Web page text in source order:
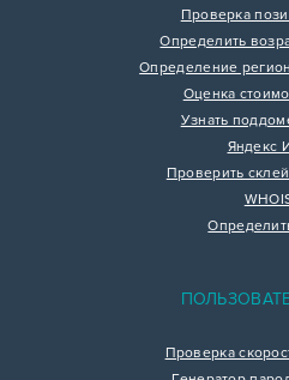
Проверка
Определить
Определение
Оценка
Узнать
Яндекс
Проверить
Проверка